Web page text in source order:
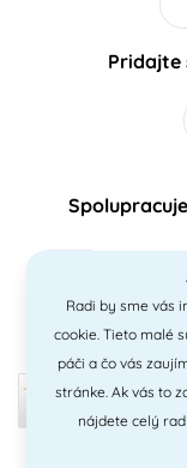
Pridajte
Bezpečný
Radi by sme vás
cookie. Tieto malé
páči a čo vás
stránke. Ak vás to
nájdete celý